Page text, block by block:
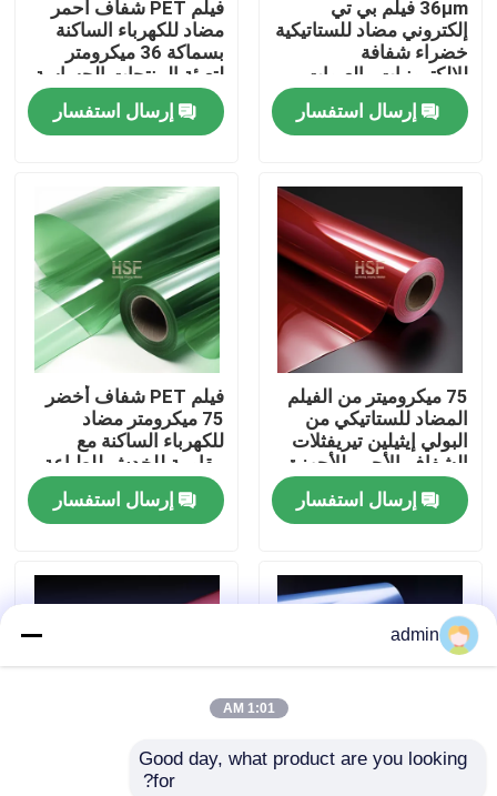
أشرطة فيديو
حول بنا
جولة في المعمل
ضبط الجودة
اتصل بنا
طلب اقتباس
فيلم البولي إيثيلين عالي الكثافة
36μm فيلم بي تي
إلكتروني مضاد للستاتيكية
خضراء شفافة
للإلكترونيات والعبوات
الطبية
إرسال استفسار
فيلم PET شفاف أحمر
مضاد للكهرباء الساكنة
بسماكة 36 ميكرومتر
لتعبئة المنتجات الحساسة
لتفريغ الشحنات
الكهروستاتيكية
إرسال استفسار
75 ميكروميتر من الفيلم
المضاد للستاتيكي من
البولي إيثيلين تيريفثلات
الشفاف الأحمر للأجهزة
الإلكترونية والسيارات
إرسال استفسار
فيلم PET شفاف أخضر
75 ميكرومتر مضاد
للكهرباء الساكنة مع
مقاومة للخدش للطباعة
والفنون الرسومية
إرسال استفسار
20 ميكرو متراً سمكها
admin
1:01 AM
Good day, what product are you looking
for?